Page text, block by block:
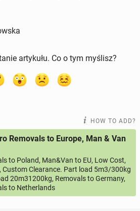
artykułu. Co o tym myślisz?
HOW TO ADD?
Removals to Europe, Man & Van
to Poland, Man&Van to EU, Low Cost,
Custom Clearance. Part load 5m3/300kg
20m31200kg, Removals to Germany,
to Netherlands